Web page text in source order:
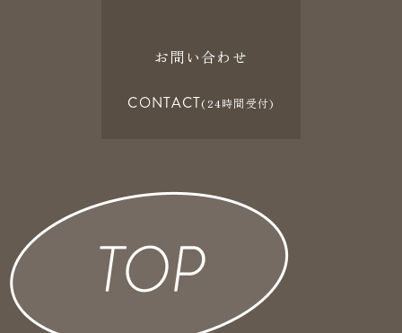
お問い合わせ
CONTACT(24時間受付)